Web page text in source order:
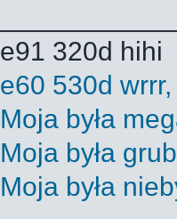
e91 320d hihi
e60 530d
Moja była
Moja była
Moja była